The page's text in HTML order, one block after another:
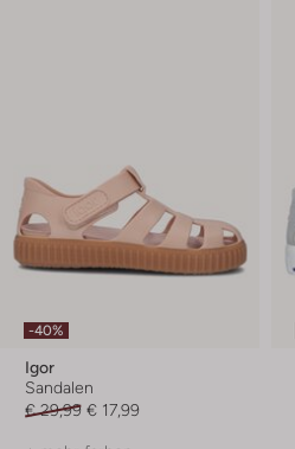
-40%
Igor
Sandalen
€ 29,99 € 17,99